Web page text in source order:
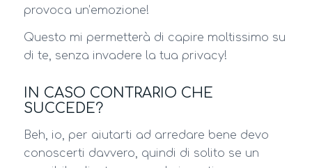
provoca un’emozione!
Questo mi permetterà di capire moltissimo su
di te, senza invadere la tua privacy!
IN CASO CONTRARIO CHE
SUCCEDE?
Beh, io, per aiutarti ad arredare bene devo
conoscerti davvero, quindi di solito se un